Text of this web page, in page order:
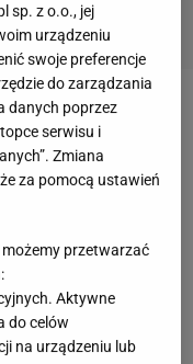
reprezentacji
numer 1 w
można
opaskę
sp. z o.o., jej
urządzeniu
swoje preferencje
do zarządzania
danych poprzez
serwisu i
Zmiana
za pomocą ustawień
możemy przetwarzać
Aktywne
do celów
na urządzeniu lub